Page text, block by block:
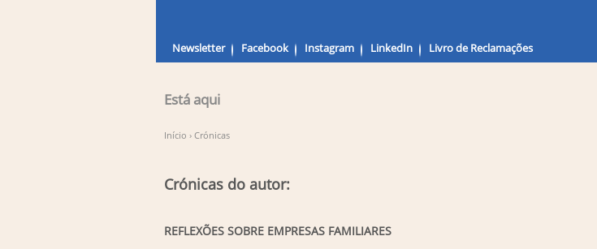
Newsletter Facebook Instagram LinkedIn Livro de Reclamações
Está aqui
Início › Crónicas
Crónicas do autor:
REFLEXÕES SOBRE EMPRESAS FAMILIARES